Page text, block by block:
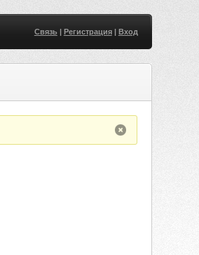
Связь| Регистрация| Вход